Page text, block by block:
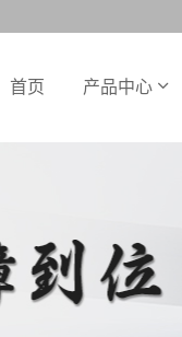
首页 产品中心